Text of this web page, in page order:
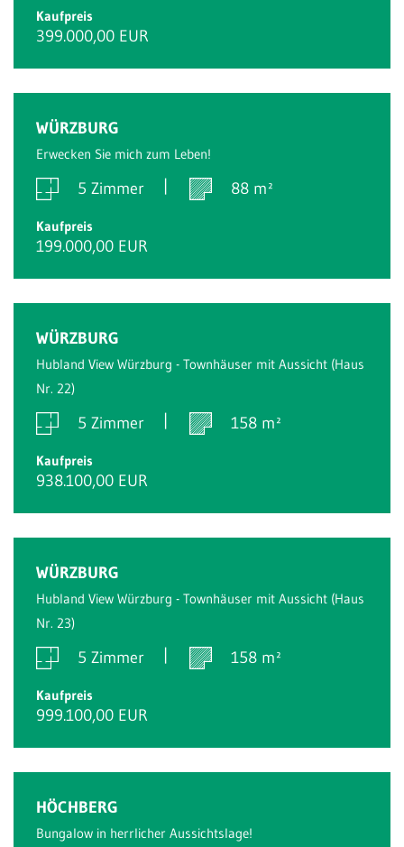
Kaufpreis
399.000,00 EUR
WÜRZBURG
Erwecken Sie mich zum Leben!
5 Zimmer 88 m²
Kaufpreis
199.000,00 EUR
WÜRZBURG
Hubland View Würzburg - Townhäuser mit Aussicht (Haus
Nr. 22)
5 Zimmer 158 m²
Kaufpreis
938.100,00 EUR
WÜRZBURG
Hubland View Würzburg - Townhäuser mit Aussicht (Haus
Nr. 23)
5 Zimmer 158 m²
Kaufpreis
999.100,00 EUR
HÖCHBERG
Bungalow in herrlicher Aussichtslage!